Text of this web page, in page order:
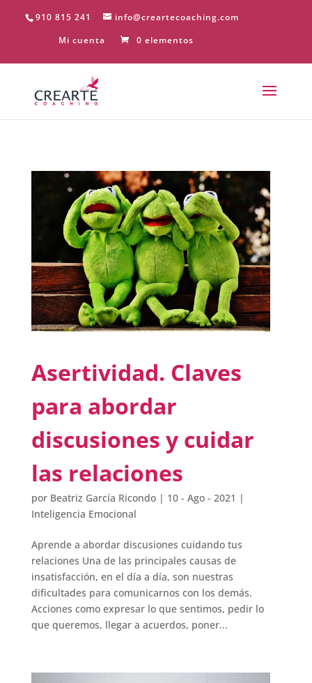
910 815 241
info@creartecoaching.com
Mi cuenta
0 elementos
Asertividad. Claves
para abordar
discusiones y cuidar
las relaciones
por Beatriz García Ricondo| 10 - Ago - 2021 |
Inteligencia Emocional
Aprende a abordar discusiones cuidando tus
relaciones Una de las principales causas de
insatisfacción, en el día a día, son nuestras
dificultades para comunicarnos con los demás.
Acciones como expresar lo que sentimos, pedir lo
que queremos, llegar a acuerdos, poner...